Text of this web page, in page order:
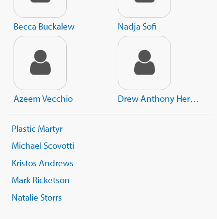
Becca Buckalew Nadja Sofi
Azeem Vecchio Drew Anthony Hernandez
Plastic Martyr
Michael Scovotti
Kristos Andrews
Mark Ricketson
Natalie Storrs